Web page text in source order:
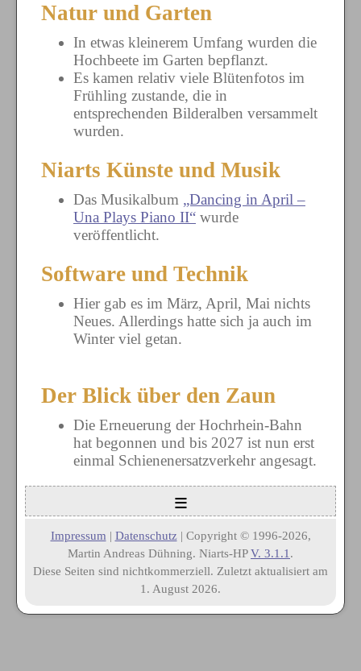
Natur und Garten
In etwas kleinerem Umfang wurden die
Hochbeete im Garten bepflanzt.
Es kamen relativ viele Blütenfotos im
Frühling zustande, die in
entsprechenden Bilderalben versammelt
wurden.
Niarts Künste und Musik
Das Musikalbum „Dancing in April –
Una Plays Piano II“ wurde
veröffentlicht.
Software und Technik
Hier gab es im März, April, Mai nichts
Neues. Allerdings hatte sich ja auch im
Winter viel getan.
Der Blick über den Zaun
Die Erneuerung der Hochrhein-Bahn
hat begonnen und bis 2027 ist nun erst
einmal Schienenersatzverkehr angesagt.
≡
Impressum | Datenschutz | Copyright © 1996-2026,
Martin Andreas Dühning. Niarts-HPV. 3.1.1 .
Diese Seiten sind nichtkommerziell. Zuletzt aktualisiert am
1. August 2026.